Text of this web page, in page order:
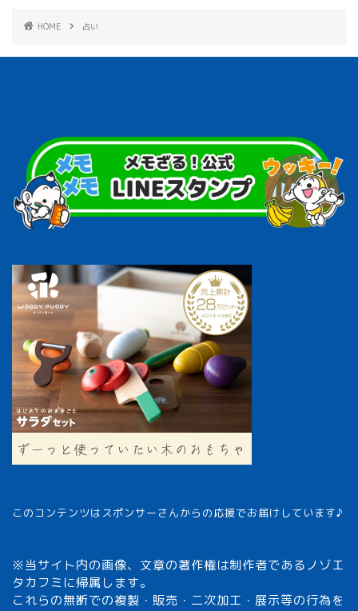
HOME 占い
このコンテンツはスポンサーさんからの応援でお届けしています♪
※当サイト内の画像、文章の著作権は制作者であるノゾエ
タカフミに帰属します。
これらの無断での複製・販売・二次加工・展示等の行為を